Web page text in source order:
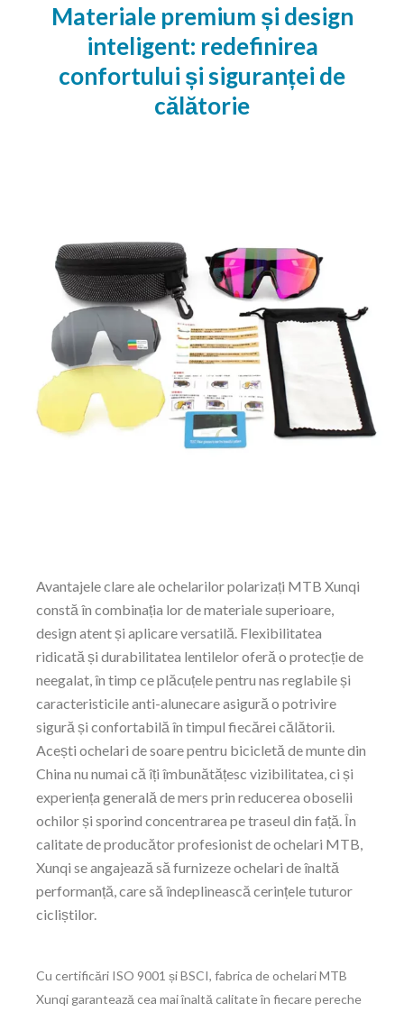
Materiale premium și design
inteligent: redefinirea
confortului și siguranței de
călătorie
Avantajele clare ale ochelarilor polarizați MTB Xunqi
constă în combinația lor de materiale superioare,
design atent și aplicare versatilă. Flexibilitatea
ridicată și durabilitatea lentilelor oferă o protecție de
neegalat, în timp ce plăcuțele pentru nas reglabile și
caracteristicile anti-alunecare asigură o potrivire
sigură și confortabilă în timpul fiecărei călătorii.
Acești ochelari de soare pentru bicicletă de munte din
China nu numai că îți îmbunătățesc vizibilitatea, ci și
experiența generală de mers prin reducerea oboselii
ochilor și sporind concentrarea pe traseul din față. În
calitate de producător profesionist de ochelari MTB,
Xunqi se angajează să furnizeze ochelari de înaltă
performanță, care să îndeplinească cerințele tuturor
cicliștilor.
Cu certificări ISO 9001 și BSCI, fabrica de ochelari MTB
Xunqi garantează cea mai înaltă calitate în fiecare pereche